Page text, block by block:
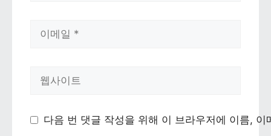
다음 번 댓글 작성을 위해 이 브라우저에 이름,